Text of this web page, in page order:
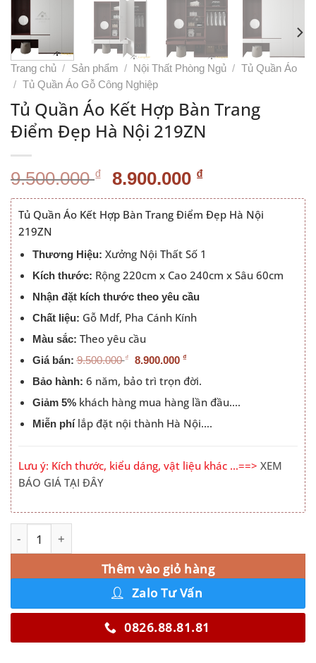
Trang chủ / Sản phẩm / Nội Thất Phòng Ngủ / Tủ Quần Áo
/ Tủ Quần Áo Gỗ Công Nghiệp
Tủ Quần Áo Kết Hợp Bàn Trang
Điểm Đẹp Hà Nội 219ZN
9.500.000₫ Giá
gốc
là:
8.900.000 ₫Giá
hiện
tại
8.900.000 ₫.
Tủ Quần Áo Kết Hợp Bàn Trang Điểm Đẹp Hà Nội
219ZN
Thương Hiệu: Xưởng Nội Thất Số 1
Kích thước: Rộng 220cm x Cao 240cm x Sâu 60cm
Nhận đặt kích thước theo yêu cầu
Chất liệu: Gỗ Mdf, Pha Cánh Kính
Màu sắc: Theo yêu cầu
Giá bán:9.500.000 ₫ 8.900.000 ₫
Bảo hành: 6 năm, bảo trì trọn đời.
Giảm 5%khách hàng mua hàng lần đầu….
Miễn phílắp đặt nội thành Hà Nội….
Lưu ý: Kích thước, kiểu dáng, vật liệu khác …==> XEM
BÁO GIÁ TẠI ĐÂY
Tủ Quần Áo Kết Hợp Bàn Trang Điểm Đẹp Hà Nội 219ZN
Thêm vào giỏ hàng
Alternative:
Zalo Tư Vấn
0826.88.81.81